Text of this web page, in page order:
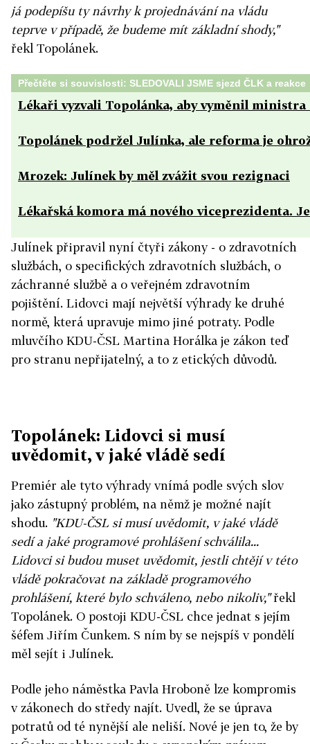
já podepíšu ty návrhy k projednávání na vládu
teprve v případě, že budeme mít základní shody,"
řekl Topolánek.
Přečtěte si souvislosti: SLEDOVALI JSME sjezd ČLK a reakce
Lékaři vyzvali Topolánka, aby vyměnil
Topolánek podržel Julínka, ale reforma je
Mrozek: Julínek by měl zvážit svou rezignaci
Lékařská komora má nového viceprezidenta.
Julínek připravil nyní čtyři zákony - o zdravotních
službách, o specifických zdravotních službách, o
záchranné službě a o veřejném zdravotním
pojištění. Lidovci mají největší výhrady ke druhé
normě, která upravuje mimo jiné potraty. Podle
mluvčího KDU-ČSL Martina Horálka je zákon teď
pro stranu nepřijatelný, a to z etických důvodů.
Topolánek: Lidovci si musí
uvědomit, v jaké vládě sedí
Premiér ale tyto výhrady vnímá podle svých slov
jako zástupný problém, na němž je možné najít
shodu. "KDU-ČSL si musí uvědomit, v jaké vládě
sedí a jaké programové prohlášení schválila...
Lidovci si budou muset uvědomit, jestli chtějí v této
vládě pokračovat na základě programového
prohlášení, které bylo schváleno, nebo nikoliv,"řekl
Topolánek. O postoji KDU-ČSL chce jednat s jejím
šéfem Jiřím Čunkem. S ním by se nejspíš v pondělí
měl sejít i Julínek.
Podle jeho náměstka Pavla Hroboně lze kompromis
v zákonech do středy najít. Uvedl, že se úprava
potratů od té nynější ale neliší. Nové je jen to, že by